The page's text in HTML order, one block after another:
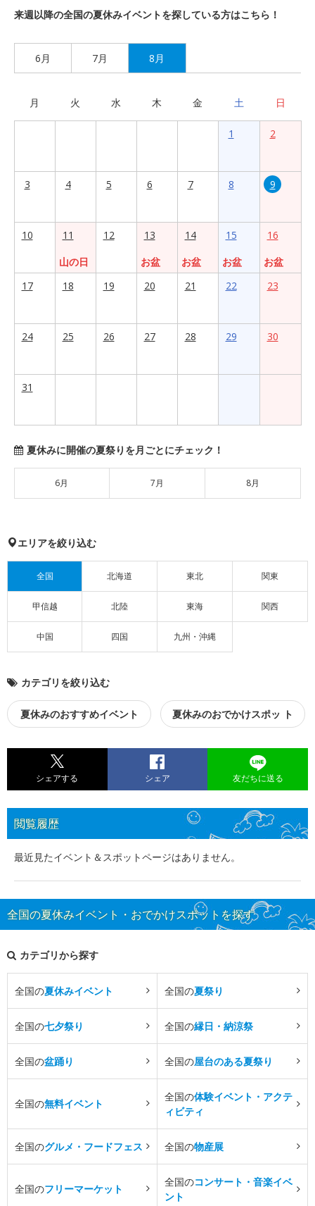
来週以降の全国の夏休みイベントを探している方はこちら！
6月 7月 8月
月 火 水 木 金 土 日
1 2
3 4 5 6 7 8 9
10
11
山の日
12
13
お盆
14
お盆
15
お盆
16
お盆
17
18 19 20 21 22 23
24 25 26 27 28 29 30
31
夏休みに開催の夏祭りを月ごとにチェック！
6月 7月 8月
エリアを絞り込む
全国 北海道 東北 関東
甲信越 北陸 東海 関西
中国 四国 九州・沖縄
カテゴリを絞り込む
夏休みのおすすめイベント 夏休みのおでかけスポッ ト
シェアする シェア 友だちに送る
閲覧履歴
最近見たイベント＆スポットページはありません。
全国の夏休みイベント・おでかけスポットを探す
カテゴリから探す
全国の夏休みイベント 全国の夏祭り
全国の七夕祭り 全国の縁日・納涼祭
全国の盆踊り 全国の屋台のある夏祭り
全国の無料イベント
全国の体験イベント・アクテ
ィビティ
全国のグルメ・フードフェス 全国の物産展
全国のフリーマーケット
全国のコンサート・音楽イベ
ント